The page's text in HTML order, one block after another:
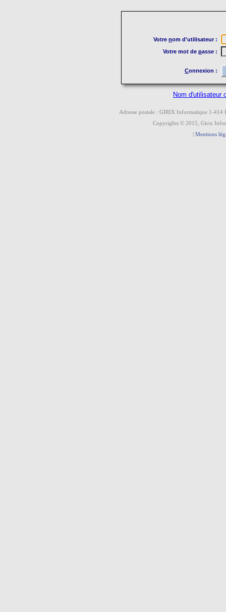
Votre nom d'utilisateur :
Votre mot de passe :
Connexion :
Nom d'utilisateur
Adresse postale : GIRIX Informatique 1-
Copyrights © 2015, Girix
| Mentions